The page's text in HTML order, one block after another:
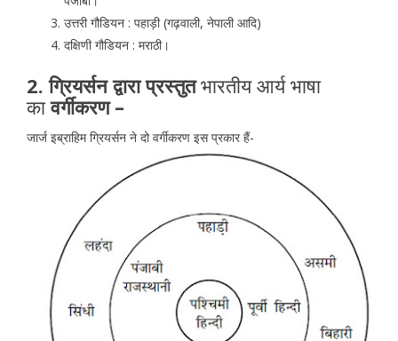
उत्तरी गौडियन : पहाड़ी (गढ़वाली, नेपाली आदि)
दक्षिणी गौडियन : मराठी।
2. ग्रियर्सन द्वारा प्रस्तुतभारतीय आर्य भाषा
कावर्गीकरण –
जार्ज इब्राहिम ग्रियर्सन ने दो वर्गीकरण इस प्रकार हैं-